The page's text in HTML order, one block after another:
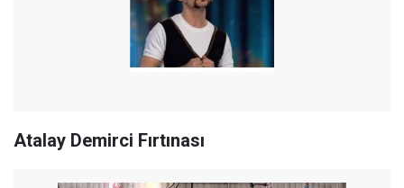
Atalay Demirci Fırtınası